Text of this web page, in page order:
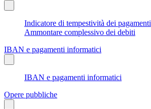
Indicatore di tempestività dei pagamenti
Ammontare complessivo dei debiti
IBAN e pagamenti informatici
IBAN e pagamenti informatici
Opere pubbliche